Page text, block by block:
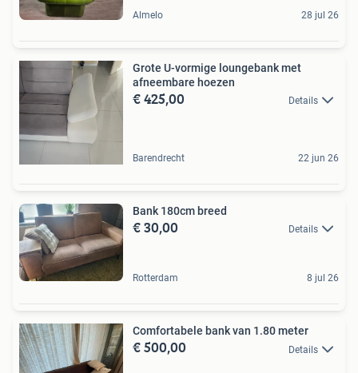
Almelo 28 jul 26
Grote U-vormige loungebank met
afneembare hoezen
€ 425,00 Details
Barendrecht 22 jun 26
Bank 180cm breed
€ 30,00 Details
Rotterdam 8 jul 26
Comfortabele bank van 1.80 meter
€ 500,00 Details